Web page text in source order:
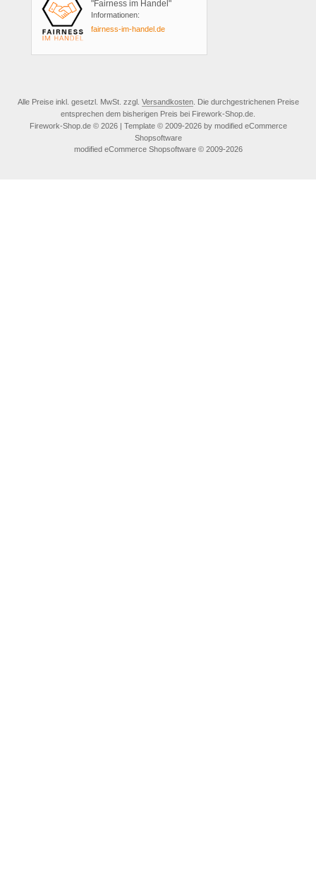
"Fairness im Handel"
Informationen:
fairness-im-handel.de
Alle Preise inkl. gesetzl. MwSt. zzgl. Versandkosten. Die durchgestrichenen Preise
entsprechen dem bisherigen Preis bei Firework-Shop.de.
Firework-Shop.de © 2026 | Template © 2009-2026 by modified eCommerce
Shopsoftware
modified eCommerce Shopsoftware © 2009-2026